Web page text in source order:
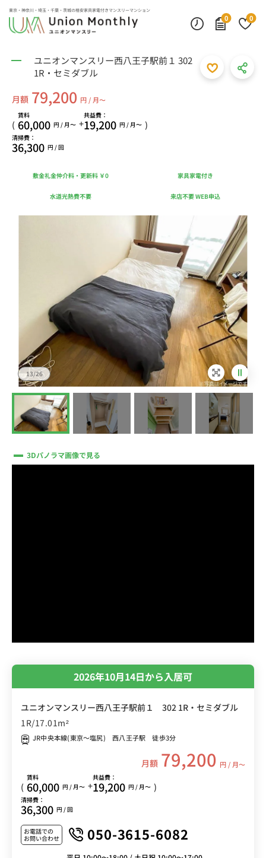
東京・神奈川・埼玉・千葉・茨城の格安家具家電付きマンスリーマンション
0
0
ユニオンマンスリー西八王子駅前１ 302
1R・セミダブル
月額 79,200 円 / 月〜
(
賃料
60,000 円 / 月〜 +
共益費：
19,200 円 / 月〜 )
清掃費：
36,300 円 / 回
敷金礼金仲介料・更新料 ￥0 家具家電付き
水道光熱費不要 来店不要 WEB申込
13/26
3Dパノラマ画像で見る
2026年10月14日から入居可
ユニオンマンスリー西八王子駅前１ 302 1R・セミダブル
1R/17.01m²
JR中央本線(東京～塩尻) 西八王子駅 徒歩3分
月額 79,200 円 / 月〜
(
賃料
60,000 円 / 月〜 +
共益費：
19,200 円 / 月〜 )
清掃費：
36,300 円 / 回
お電話での
お問い合わせ
050-3615-6082